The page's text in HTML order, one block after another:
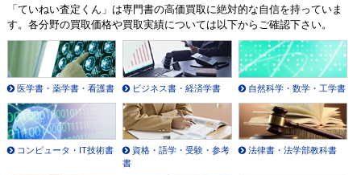
「ていねい査定くん」は専門書の高価買取に絶対的な自信を持っていま
す。各分野の買取価格や買取実績については以下からご確認下さい。
医学書・薬学書・看護書 ビジネス書・経済学書 自然科学・数学・工学書
コンピュータ・IT技術書
資格・語学・受験・参考
書
法律書・法学部教科書